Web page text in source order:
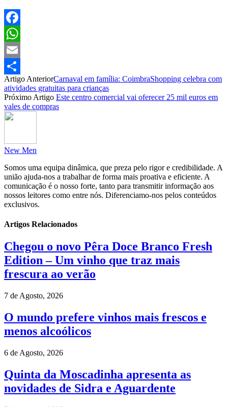
Facebook
WhatsApp
Email
Partilhar
Artigo AnteriorCarnaval em família: CoimbraShopping celebra com
atividades gratuitas para crianças
Próximo Artigo Este centro comercial vai oferecer 25 mil euros em
vales de compras
New Men
Somos uma equipa dinâmica, que preza pelo rigor e credibilidade. A
união ajuda-nos a trabalhar de forma mais proativa e eficiente. A
comunicação é o nosso forte, tanto para transmitir informação aos
nossos leitores como entre nós. Diferenciamo-nos pelos conteúdos
exclusivos.
Artigos Relacionados
Chegou o novo Pêra Doce Branco Fresh
Edition – Um vinho que traz mais
frescura ao verão
7 de Agosto, 2026
O mundo prefere vinhos mais frescos e
menos alcoólicos
6 de Agosto, 2026
Quinta da Moscadinha apresenta as
novidades de Sidra e Aguardente